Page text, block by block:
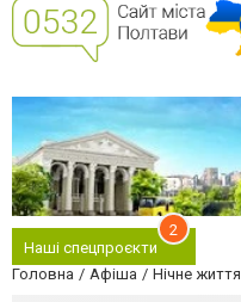
Наші спецпроєкти
2
Головна Афіша Нічне життя